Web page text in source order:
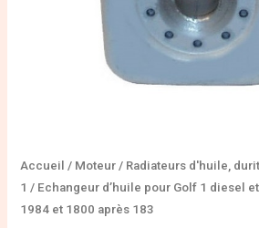
Accueil / Moteur / Radiateurs d'huile,
1 / Echangeur d’huile pour Golf 1 diesel
1984 et 1800 après 183
183